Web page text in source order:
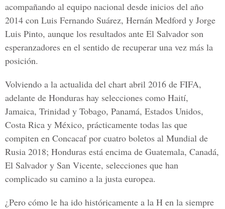
acompañando al equipo nacional desde inicios del año
2014 con Luis Fernando Suárez, Hernán Medford y Jorge
Luis Pinto, aunque los resultados ante El Salvador son
esperanzadores en el sentido de recuperar una vez más la
posición.
Volviendo a la actualida del chart abril 2016 de FIFA,
adelante de Honduras hay selecciones como Haití,
Jamaica, Trinidad y Tobago, Panamá, Estados Unidos,
Costa Rica y México, prácticamente todas las que
compiten en Concacaf por cuatro boletos al Mundial de
Rusia 2018; Honduras está encima de Guatemala, Canadá,
El Salvador y San Vicente, selecciones que han
complicado su camino a la justa europea.
¿Pero cómo le ha ido históricamente a la H en la siempre